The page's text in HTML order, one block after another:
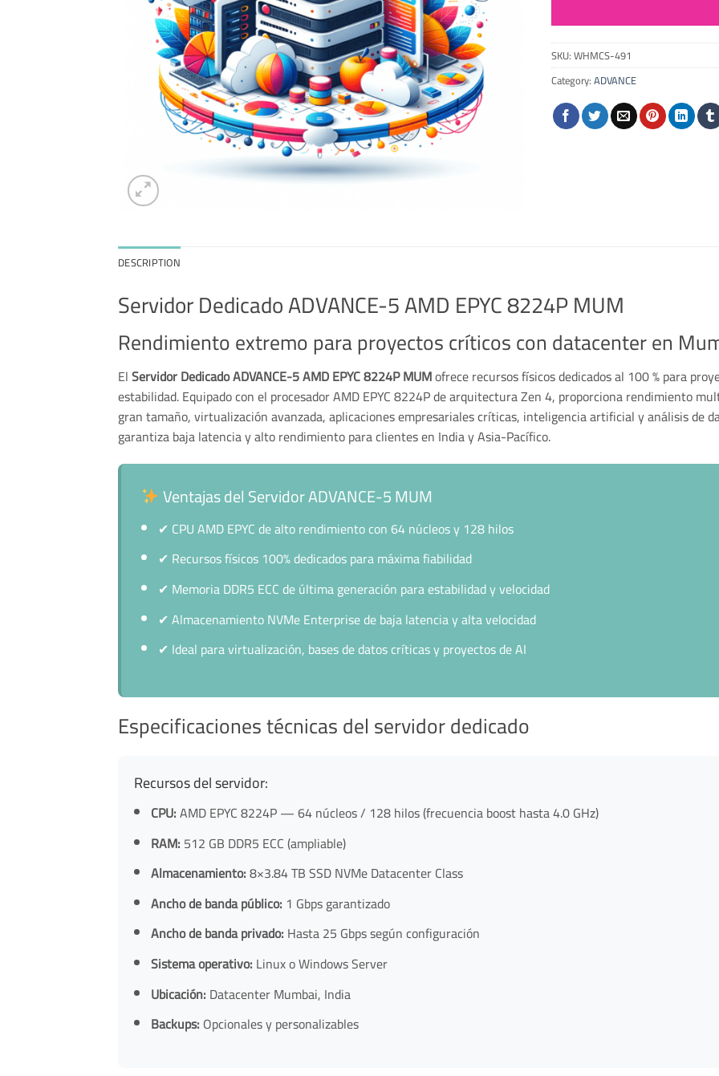
SKU:WHMCS-491
Category:ADVANCE
DESCRIPTION
Servidor Dedicado ADVANCE-5 AMD EPYC 8224P MUM
Rendimiento extremo para proyectos críticos con datacenter en
ElServidor Dedicado ADVANCE-5 AMD EPYC 8224P MUMofrece recursos físicos dedicados al 100 % para
estabilidad. Equipado con el procesador AMD EPYC 8224P de arquitectura Zen 4, proporciona rendimiento
gran tamaño, virtualización avanzada, aplicaciones empresariales críticas, inteligencia artificial y análisis de
garantiza baja latencia y alto rendimiento para clientes en India y Asia-Pacífico.
Ventajas del Servidor ADVANCE-5 MUM
✔ CPU AMD EPYC de alto rendimiento con 64 núcleos y 128 hilos
✔ Recursos físicos 100% dedicados para máxima fiabilidad
✔ Memoria DDR5 ECC de última generación para estabilidad y velocidad
✔Almacenamiento NVMe Enterprise de baja latencia y alta velocidad
✔ Ideal para virtualización, bases de datos críticas y proyectos de AI
Especificaciones técnicas del servidor dedicado
Recursos del servidor:
CPU:AMD EPYC 8224P — 64 núcleos / 128 hilos (frecuencia boost hasta 4.0 GHz)
RAM: 512 GB DDR5 ECC (ampliable)
Almacenamiento:8×3.84 TB SSD NVMe Datacenter Class
Ancho de banda público: 1 Gbps garantizado
Ancho de banda privado: Hasta 25 Gbps según configuración
Sistema operativo: Linux o Windows Server
Ubicación: Datacenter Mumbai, India
Backups: Opcionales y personalizables